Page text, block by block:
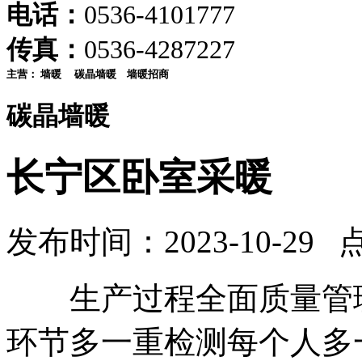
电话： 0536-4101777
传真： 0536-4287227
主营： 墙暖 碳晶墙暖 墙暖招商
碳晶墙暖
长宁区卧室采暖
发布时间：2023-10-29
生产过程全面质量管
环节多一重检测每个人